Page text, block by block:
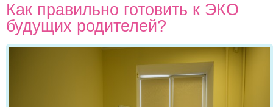
Как правильно готовить к ЭКО
будущих родителей?